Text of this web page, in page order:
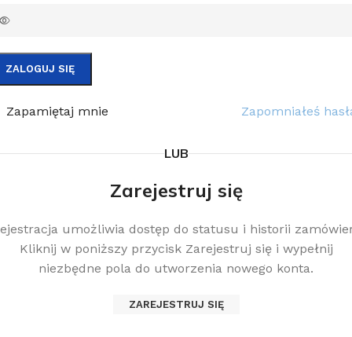
ZALOGUJ SIĘ
Zapomniałeś
Zapamiętaj mnie
LUB
Zarejestruj się
umożliwia dostęp do statusu i historii
Kliknij w poniższy przycisk Zarejestruj się i wypełnij
niezbędne pola do utworzenia nowego konta.
ZAREJESTRUJ SIĘ